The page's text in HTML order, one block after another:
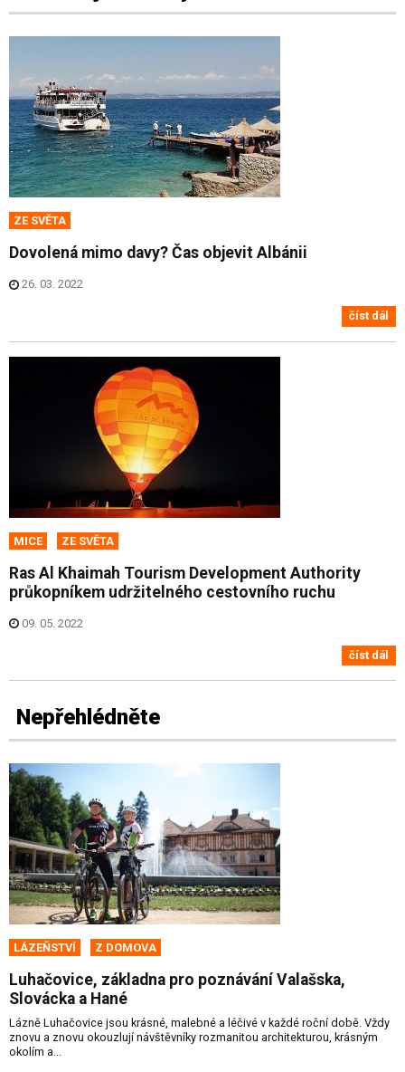
ZE SVĚTA
Dovolená mimo davy? Čas objevit Albánii
26. 03. 2022
číst dál
MICE ZE SVĚTA
Ras Al Khaimah Tourism Development Authority
průkopníkem udržitelného cestovního ruchu
09. 05. 2022
číst dál
Nepřehlédněte
LÁZEŇSTVÍ Z DOMOVA
Luhačovice, základna pro poznávání Valašska,
Slovácka a Hané
Lázně Luhačovice jsou krásné, malebné a léčivé v každé roční době. Vždy
znovu a znovu okouzlují návštěvníky rozmanitou architekturou, krásným
okolím a...